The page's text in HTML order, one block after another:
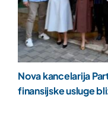
Nova kancelarija
finansijske usluge